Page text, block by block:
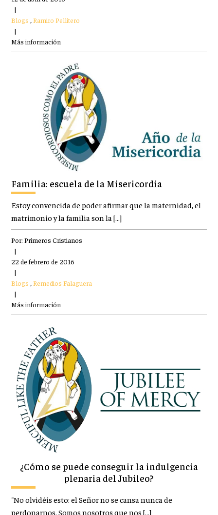
|
Blogs ,Ramiro Pellitero
|
Más información
Familia: escuela de la Misericordia
Estoy convencida de poder afirmar que la maternidad, el
matrimonio y la familia son la […]
Por: Primeros Cristianos
|
22 de febrero de 2016
|
Blogs ,Remedios Falaguera
|
Más información
¿Cómo se puede conseguir la indulgencia
plenaria del Jubileo?
"No olvidéis esto: el Señor no se cansa nunca de
perdonarnos. Somos nosotros que nos […]